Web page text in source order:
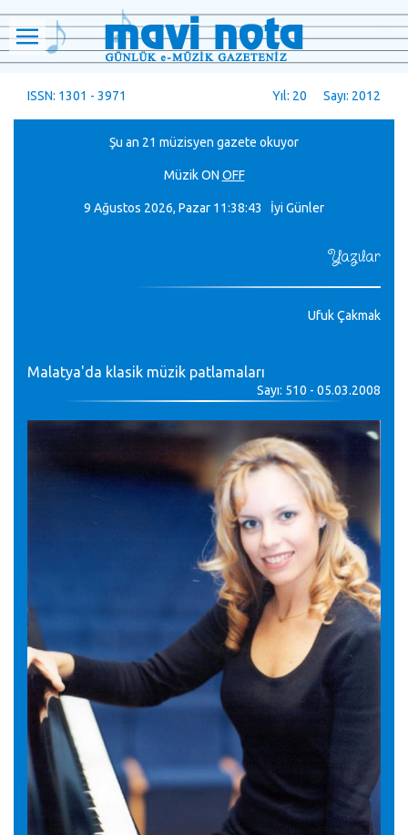
ISSN: 1301 - 3971 Yıl: 20 Sayı: 2012
Şu an 21 müzisyen gazete okuyor
MüzikON OFF
9 Ağustos 2026, Pazar 11:38:45 İyi Günler
Yazılar
Ufuk Çakmak
Malatya'da klasik müzik patlamaları
Sayı: 510 - 05.03.2008